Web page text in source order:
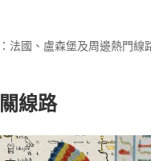
法國、盧森堡及周邊熱門線
線路